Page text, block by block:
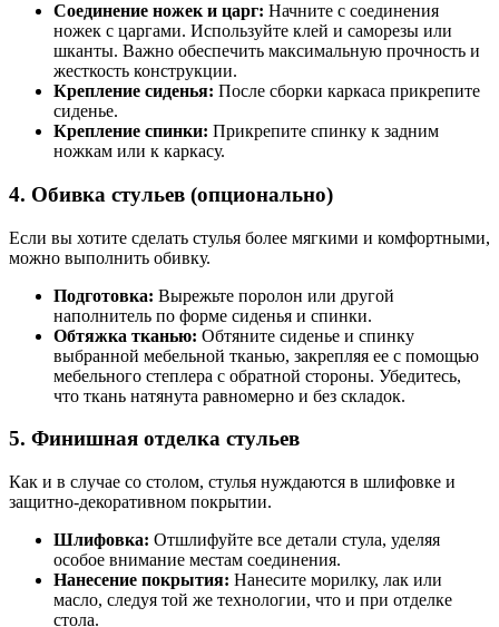
Соединение ножек и царг: Начните с соединения
ножек с царгами. Используйте клей и саморезы или
шканты. Важно обеспечить максимальную прочность и
жесткость конструкции.
Крепление сиденья: После сборки каркаса прикрепите
сиденье.
Крепление спинки: Прикрепите спинку к задним
ножкам или к каркасу.
4. Обивка стульев (опционально)
Если вы хотите сделать стулья более мягкими и комфортными,
можно выполнить обивку.
Подготовка: Вырежьте поролон или другой
наполнитель по форме сиденья и спинки.
Обтяжка тканью: Обтяните сиденье и спинку
выбранной мебельной тканью, закрепляя ее с помощью
мебельного степлера с обратной стороны. Убедитесь,
что ткань натянута равномерно и без складок.
5. Финишная отделка стульев
Как и в случае со столом, стулья нуждаются в шлифовке и
защитно-декоративном покрытии.
Шлифовка: Отшлифуйте все детали стула, уделяя
особое внимание местам соединения.
Нанесение покрытия: Нанесите морилку, лак или
масло, следуя той же технологии, что и при отделке
стола.